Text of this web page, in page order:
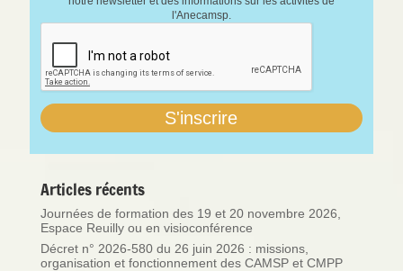
l'Anecamsp.
Articles récents
Journées de formation des 19 et 20 novembre 2026,
Espace Reuilly ou en visioconférence
Décret n° 2026-580 du 26 juin 2026 : missions,
organisation et fonctionnement des CAMSP et CMPP